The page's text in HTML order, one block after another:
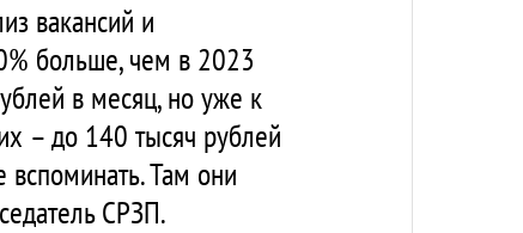
вакансий и
больше, чем в 2023
в месяц, но уже к
– до 140 тысяч рублей
Там они
СРЗП.